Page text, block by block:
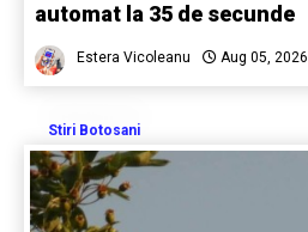
automat la 35 de secunde
Estera Vicoleanu Aug 05, 2026
Stiri Botosani